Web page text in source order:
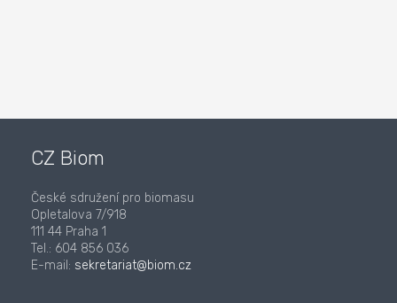
CZ Biom
České sdružení pro biomasu
Opletalova 7/918
111 44 Praha 1
Tel.: 604 856 036
E-mail: sekretariat@biom.cz